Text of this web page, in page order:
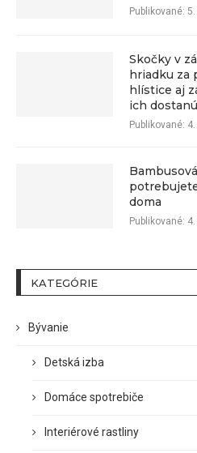
Publikované:
Skočky v
hriadku za
hlístice aj
ich
Publikované:
doma
Publikované:
KATEGÓRIE
Bývanie
Detská izba
Domáce spotrebiče
Interiérové rastliny